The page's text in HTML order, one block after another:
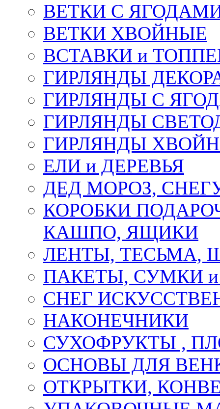
ВЕТКИ С
ВЕТКИ ХВОЙНЫЕ
ВСТАВКИ и
ГИРЛЯНДЫ
ГИРЛЯНДЫ С
ГИРЛЯНДЫ
ГИРЛЯНДЫ
ЕЛИ и ДЕРЕВЬЯ
ДЕД МОРОЗ,
КОРОБКИ
КАШПО, ЯЩИКИ
ЛЕНТЫ, ТЕСЬМА,
ПАКЕТЫ, СУМКИ
СНЕГ
НАКОНЕЧНИКИ
СУХОФРУКТЫ ,
ОСНОВЫ ДЛЯ
ОТКРЫТКИ,